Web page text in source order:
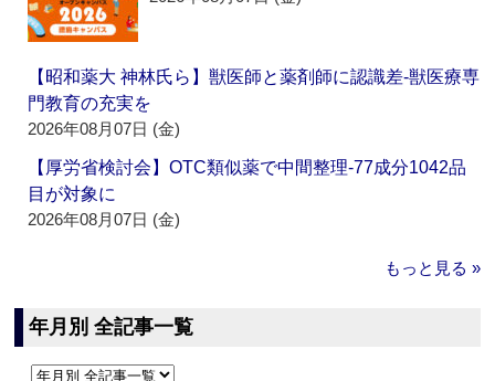
【昭和薬大 神林氏ら】獣医師と薬剤師に認識差‐獣医療専
門教育の充実を
2026年08月07日 (金)
【厚労省検討会】OTC類似薬で中間整理‐77成分1042品
目が対象に
2026年08月07日 (金)
もっと見る »
年月別 全記事一覧